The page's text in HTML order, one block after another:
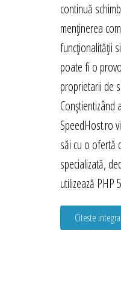
continuă
menținerea
funcționalității
poate fi o
proprietarii de
Conștientizând
SpeedHost.ro
săi cu o ofertă
specializată,
utilizează PHP
Citeste integral